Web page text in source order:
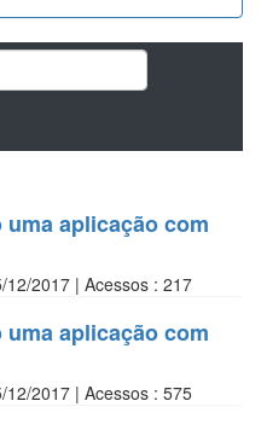
aplicação com
2017 | Acessos : 217
aplicação com
2017 | Acessos : 575